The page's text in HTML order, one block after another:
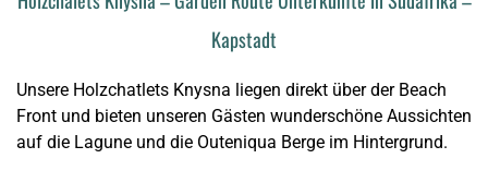
Kapstadt
Unsere Holzchatlets Knysna liegen direkt über der Beach
Front und bieten unseren Gästen wunderschöne Aussichten
auf die Lagune und die Outeniqua Berge im Hintergrund.